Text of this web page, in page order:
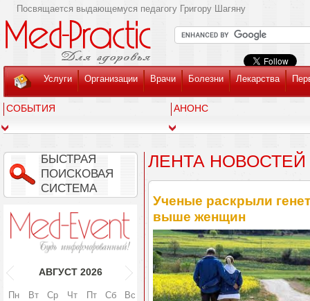
Посвящается выдающемуся педагогу Григору Шагяну
Услуги Организации Врачи Болезни Лекарства
СОБЫТИЯ АНОНС
БЫСТРАЯ
ПОИСКОВАЯ
СИСТЕМА
АВГУСТ 2026
Пн Вт Ср Чт Пт Сб
Вс
ЛЕНТА
Ученые раскрыли
выше женщин